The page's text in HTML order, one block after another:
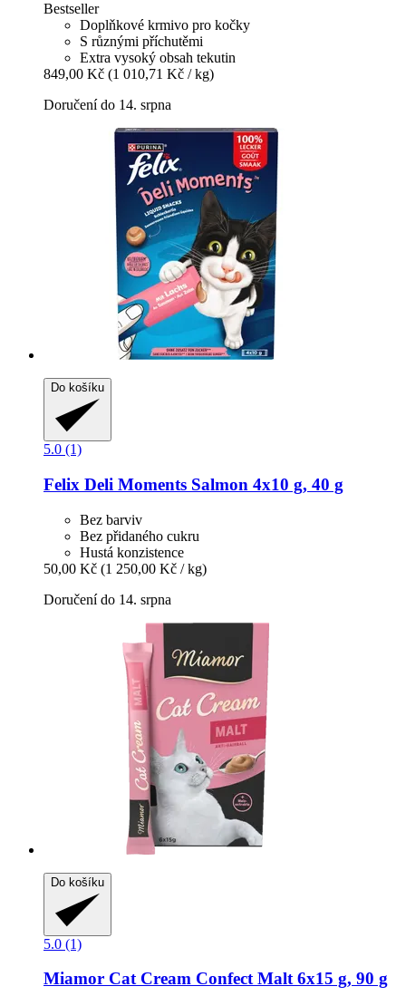
Bestseller
Doplňkové krmivo pro kočky
S různými příchutěmi
Extra vysoký obsah tekutin
849,00 Kč (1 010,71 Kč / kg)
Doručení do 14. srpna
Do košíku
5.0 (1)
Felix Deli Moments Salmon 4x10 g, 40 g
Bez barviv
Bez přidaného cukru
Hustá konzistence
50,00 Kč (1 250,00 Kč / kg)
Doručení do 14. srpna
Do košíku
5.0 (1)
Miamor Cat Cream Confect Malt 6x15 g, 90 g